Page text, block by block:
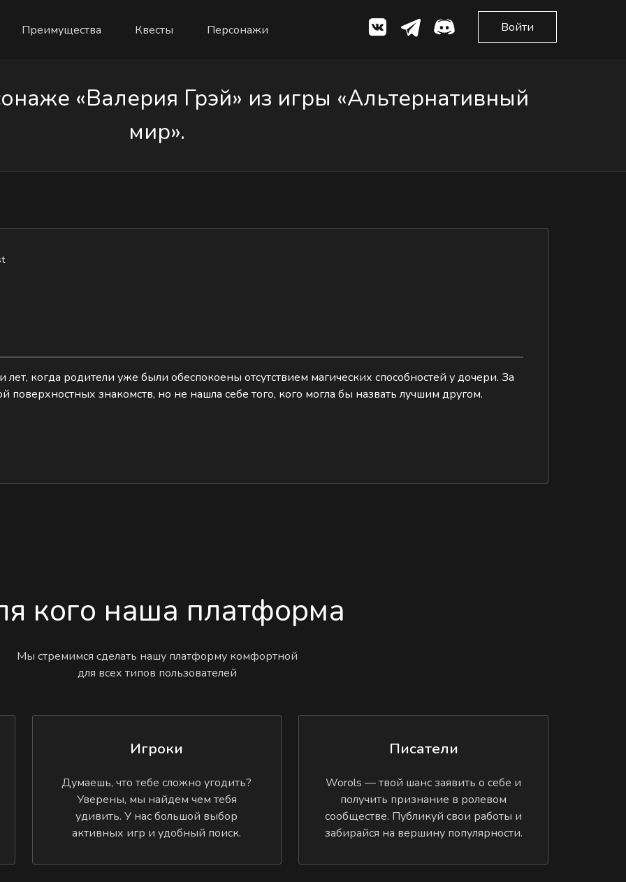
Преимущества Квесты Персонажи Войти
«Валерия Грэй» из игры «Альтернативный
мир».
лет, когда родители уже были обеспокоены отсутствием магических способностей у дочери. За
поверхностных знакомств, но не нашла себе того, кого могла бы назвать лучшим другом.
кого наша платформа
Мы стремимся сделать нашу платформу комфортной
для всех типов пользователей
Игроки
Думаешь, что тебе сложно угодить?
Уверены, мы найдем чем тебя
удивить. У нас большой выбор
активных игр и удобный поиск.
Писатели
Worols — твой шанс заявить о себе и
получить признание в ролевом
сообществе. Публикуй свои работы и
забирайся на вершину популярности.